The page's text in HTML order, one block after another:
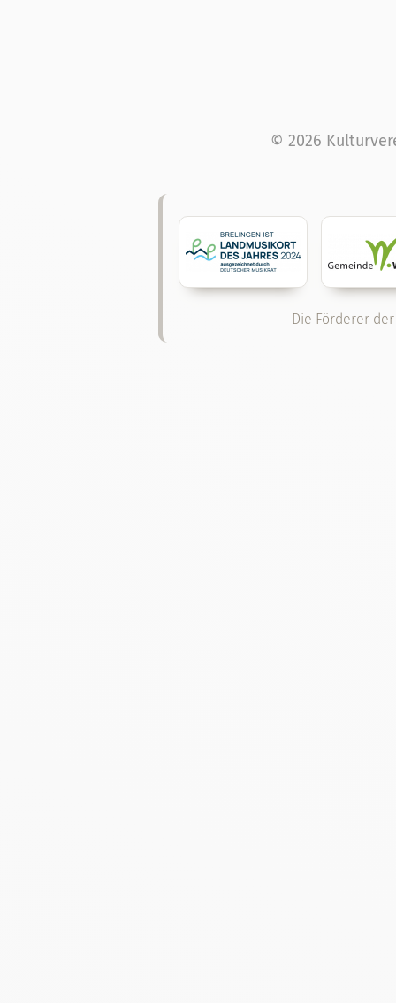
© 2026
Die Förderer